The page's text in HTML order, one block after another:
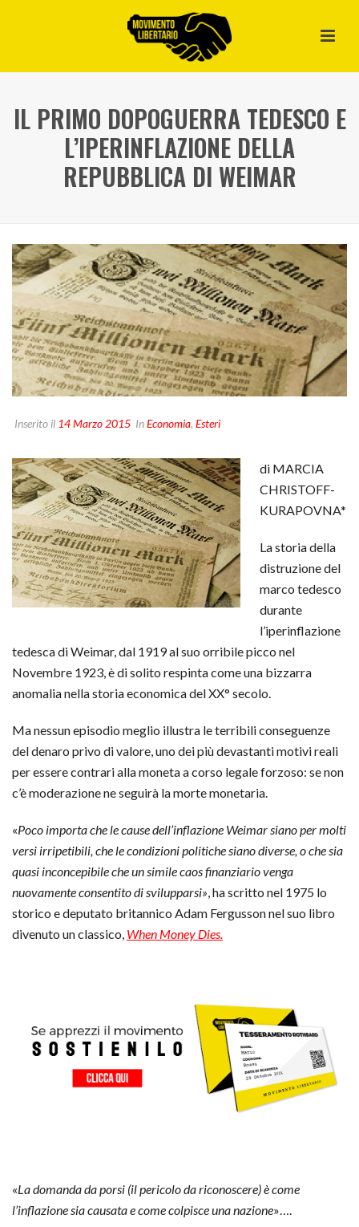
IL PRIMO DOPOGUERRA TEDESCO E
L’IPERINFLAZIONE DELLA
REPUBBLICA DI WEIMAR
Inserito il 14 Marzo 2015 InEconomia, Esteri
di MARCIA
CHRISTOFF-
KURAPOVNA*
La storia della
distruzione del
marco tedesco
durante
l’iperinflazione
tedesca di Weimar, dal 1919 al suo orribile picco nel
Novembre 1923, è di solito respinta come una bizzarra
anomalia nella storia economica del XX° secolo.
Ma nessun episodio meglio illustra le terribili conseguenze
del denaro privo di valore, uno dei più devastanti motivi reali
per essere contrari alla moneta a corso legale forzoso: se non
c’è moderazione ne seguirà la morte monetaria.
«Poco importa che le cause dell’inflazione Weimar siano per molti
versi irripetibili, che le condizioni politiche siano diverse, o che sia
quasi inconcepibile che un simile caos finanziario venga
nuovamente consentito di svilupparsi» , ha scritto nel 1975 lo
storico e deputato britannico Adam Fergusson nel suo libro
divenuto un classico, When Money Dies.
«La domanda da porsi (il pericolo da riconoscere) è come
l’inflazione sia causata e come colpisce una nazione»….